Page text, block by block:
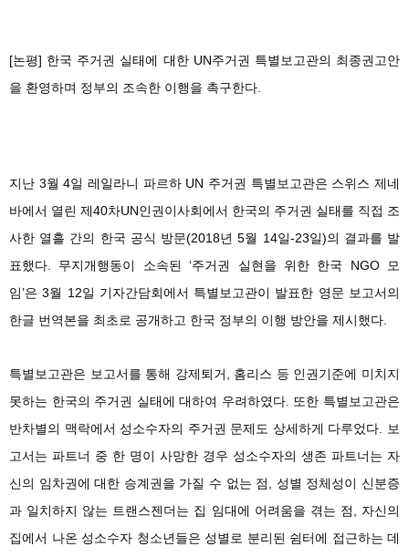
[논평] 한국 주거권 실태에 대한 UN주거권 특별보고관의 최종권고안
을 환영하며 정부의 조속한 이행을 촉구한다.
지난 3월4일 레일라니 파르하 UN 주거권 특별보고관은 스위스 제네
바에서 열린 제40차UN인권이사회에서 한국의 주거권 실태를 직접 조
사한 열흘 간의 한국 공식 방문(2018년5월 14일-23일)의 결과를 발
표했다. 무지개행동이 소속된‘주거권 실현을 위한 한국 NGO 모
임’은3월 12일 기자간담회에서 특별보고관이 발표한 영문 보고서의
한글 번역본을 최초로 공개하고 한국 정부의 이행 방안을 제시했다.
특별보고관은 보고서를 통해 강제퇴거, 홈리스 등 인권기준에 미치지
못하는 한국의 주거권 실태에 대하여 우려하였다. 또한 특별보고관은
반차별의 맥락에서 성소수자의 주거권 문제도 상세하게 다루었다. 보
고서는 파트너 중 한 명이 사망한 경우 성소수자의 생존 파트너는 자
신의 임차권에 대한 승계권을 가질 수 없는 점, 성별 정체성이 신분증
과 일치하지 않는 트랜스젠더는 집 임대에 어려움을 겪는 점, 자신의
집에서 나온 성소수자 청소년들은 성별로 분리된 쉼터에 접근하는 데